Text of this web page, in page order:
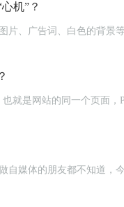
机”？
片、广告词、白色的背
就是网站的同一个页面
自媒体的朋友都不知道